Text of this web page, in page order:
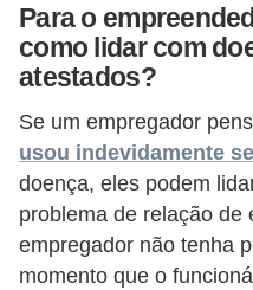
Para o
como lidar com
atestados?
Se um empregador
usou indevidamente
doença, eles podem
problema de relação de
empregador não tenha
momento que o
t
i
v
a
ç
ã
o
n